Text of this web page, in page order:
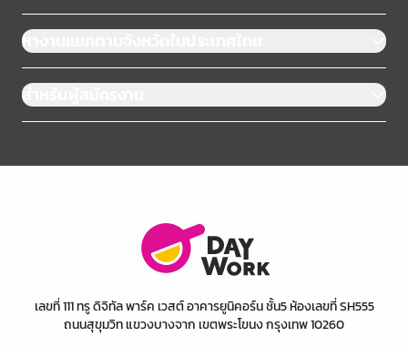
หางานแยกตามจังหวัดในประเทศไทย
สำหรับผู้สมัครงาน
เลขที่ 111 ทรู ดิจิทัล พาร์ค เวสต์ อาคารยูนิคอร์น ชั้น5 ห้องเลขที่ SH555
ถนนสุขุมวิท แขวงบางจาก เขตพระโขนง กรุงเทพ 10260